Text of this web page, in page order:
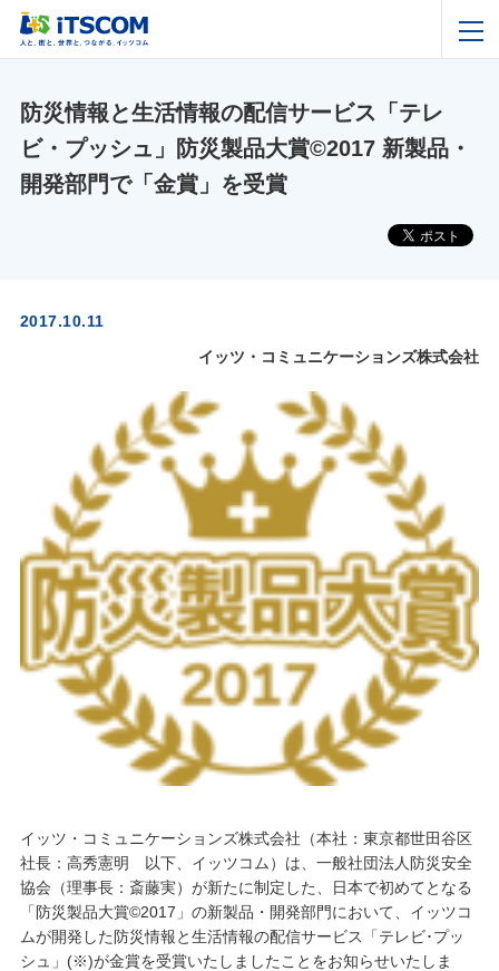
防災情報と生活情報の配信サービス「テレ
ビ・プッシュ」防災製品大賞©2017 新製品・
開発部門で「金賞」を受賞
2017.10.11
イッツ・コミュニケーションズ株式会社
イッツ・コミュニケーションズ株式会社（本社：東京都世田谷区
社長：高秀憲明 以下、イッツコム）は、一般社団法人防災安全
協会（理事長：斎藤実）が新たに制定した、日本で初めてとなる
「防災製品大賞©2017」の新製品・開発部門において、イッツコ
ムが開発した防災情報と生活情報の配信サービス「テレビ･プッ
シュ」(※)が金賞を受賞いたしましたことをお知らせいたしま